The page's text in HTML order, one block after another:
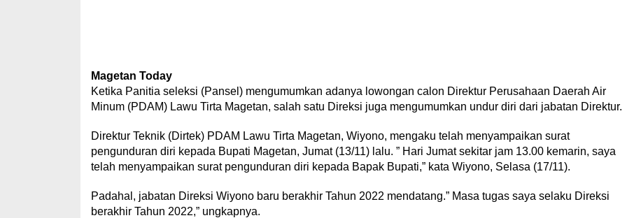
Magetan Today
Ketika Panitia seleksi (Pansel) mengumumkan adanya lowongan calon Direktur Perusahaan Daerah Air
Minum (PDAM) Lawu Tirta Magetan, salah satu Direksi juga mengumumkan undur diri dari jabatan Direktur.
Direktur Teknik (Dirtek) PDAM Lawu Tirta Magetan, Wiyono, mengaku telah menyampaikan surat
pengunduran diri kepada Bupati Magetan, Jumat (13/11) lalu. ” Hari Jumat sekitar jam 13.00 kemarin, saya
telah menyampaikan surat pengunduran diri kepada Bapak Bupati,” kata Wiyono, Selasa (17/11).
Padahal, jabatan Direksi Wiyono baru berakhir Tahun 2022 mendatang.” Masa tugas saya selaku Direksi
berakhir Tahun 2022,” ungkapnya.